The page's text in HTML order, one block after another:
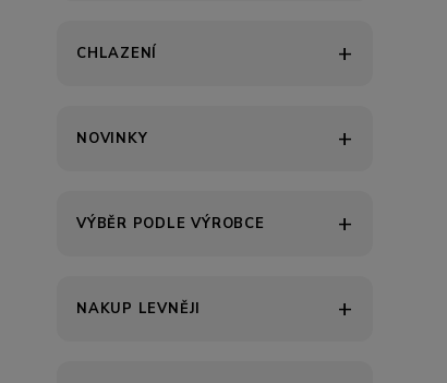
CHLAZENÍ
NOVINKY
VÝBĚR PODLE VÝROBCE
NAKUP LEVNĚJI